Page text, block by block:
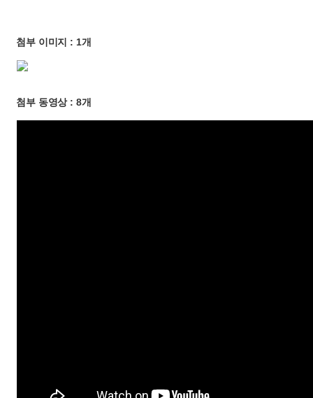
첨부 이미지 : 1개
첨부 동영상 : 8개